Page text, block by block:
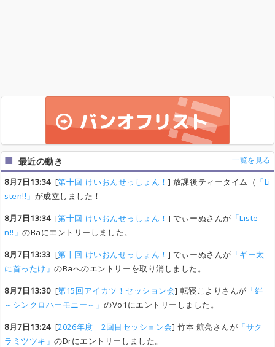
最近の動き 一覧を見る
8月7日13:34[第十回 けいおんせっしょん！ ] 放課後ティータイム（ 「Li
sten!!」 が成立しました！
8月7日13:34[第十回 けいおんせっしょん！ ] でぃーぬさんが 「Liste
n!!」のBaにエントリーしました。
8月7日13:33 [第十回 けいおんせっしょん！ ] でぃーぬさんが 「ギー太
に首ったけ」のBaへのエントリーを取り消しました。
8月7日13:30[第15回アイカツ！セッション会] 転寝こよりさんが 「絆
～シンクロハーモニー～」のVo1にエントリーしました。
8月7日13:24[2026年度 2回目セッション会] 竹本 航亮さんが 「サク
ラミツツキ」のDrにエントリーしました。